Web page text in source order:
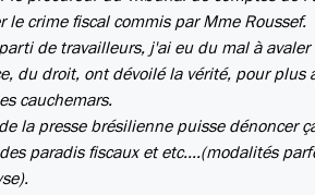
le crime fiscal commis par Mme Roussef.
de travailleurs, j'ai eu du mal à
du droit, ont dévoilé la vérité, pour plus
cauchemars.
la presse brésilienne puisse dénoncer
paradis fiscaux et etc....(modalités